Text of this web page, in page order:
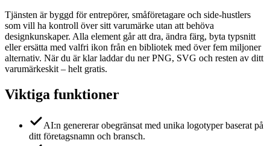
Tjänsten är byggd för entrepörer, småföretagare och side-hustlers
som vill ha kontroll över sitt varumärke utan att behöva
designkunskaper. Alla element går att dra, ändra färg, byta typsnitt
eller ersätta med valfri ikon från en bibliotek med över fem miljoner
alternativ. När du är klar laddar du ner PNG, SVG och resten av ditt
varumärkeskit – helt gratis.
Viktiga funktioner
AI:n genererar obegränsat med unika logotyper baserat på
ditt företagsnamn och bransch.